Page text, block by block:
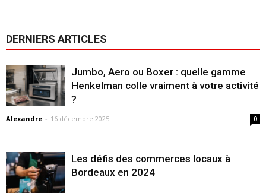
DERNIERS ARTICLES
Jumbo, Aero ou Boxer : quelle gamme
Henkelman colle vraiment à votre activité
?
Alexandre - 16 décembre 2025 0
Les défis des commerces locaux à
Bordeaux en 2024